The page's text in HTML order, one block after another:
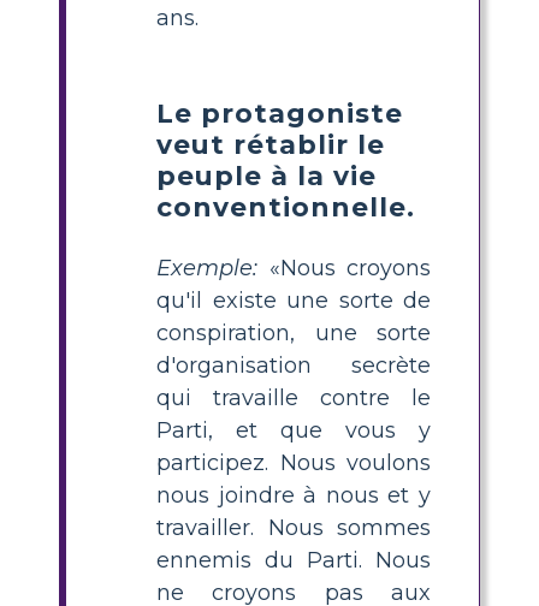
ans.
Le protagoniste
veut rétablir le
peuple à la vie
conventionnelle.
Exemple: «Nous croyons
qu'il existe une sorte de
conspiration, une sorte
d'organisation secrète
qui travaille contre le
Parti, et que vous y
participez. Nous voulons
nous joindre à nous et y
travailler. Nous sommes
ennemis du Parti. Nous
ne croyons pas aux